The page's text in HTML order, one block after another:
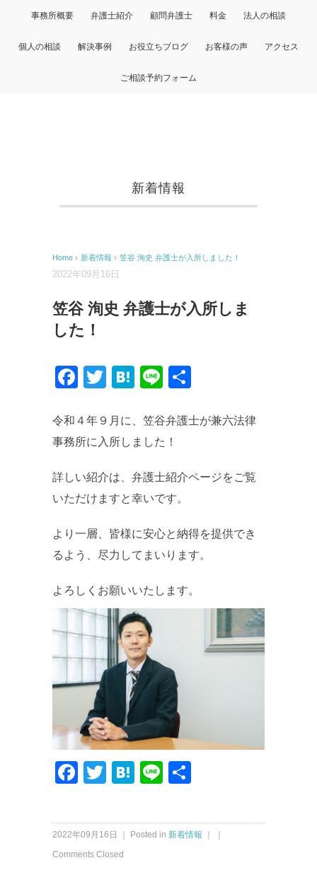
事務所概要 弁護士紹介 顧問弁護士 料金 法人の相談
個人の相談 解決事例 お役立ちブログ お客様の声 アクセス
ご相談予約フォーム
新着情報
Home › 新着情報 › 笠谷 洵史 弁護士が入所しました！
2022年09月16日
笠谷 洵史 弁護士が入所しま
した！
Facebook
Twitter
Hatena
Line
令和４年９月に、笠谷弁護士が兼六法律
事務所に入所しました！
詳しい紹介は、弁護士紹介ページをご覧
いただけますと幸いです。
より一層、皆様に安心と納得を提供でき
るよう、尽力してまいります。
よろしくお願いいたします。
Facebook
Twitter
Hatena
Line
2022年09月16日 ｜ Posted in 新着情報
Comments Closed